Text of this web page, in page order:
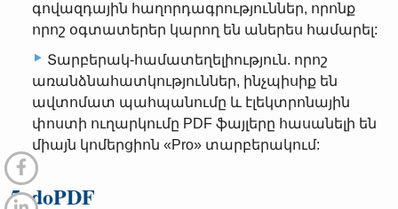
գովազդային հաղորդագրություններ, որոնք
որոշ օգտատերեր կարող են աներես համարել:
Տարբերակ-համատեղելիություն. որոշ
առանձնահատկություններ, ինչպիսիք են
ավտոմատ պահպանումը և էլեկտրոնային
փոստի ուղարկումը PDF ֆայլերը հասանելի են
միայն կոմերցիոն «Pro» տարբերակում:
5. doPDF